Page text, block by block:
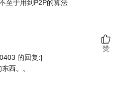
至于用到P2P的算法
的回复:]
西。。
赞